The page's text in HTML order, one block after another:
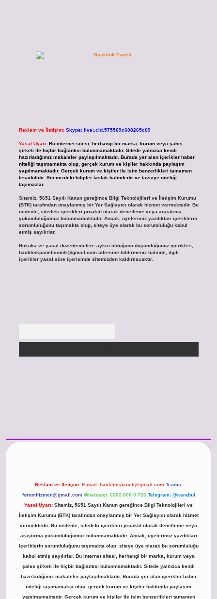
Reklam ve İletişim: Skype: live:.cid.575569c608265c69
Yasal Uyarı: Bu internet sitesi, herhangi bir marka, kurum veya şahıs
şirketi ile hiçbir bağlantısı bulunmamaktadır. Sitede yalnızca kendi
hazırladığımız makaleler paylaşılmaktadır. Burada yer alan içerikler haber
niteliği taşımamakta olup, gerçek kurum ve kişiler hakkında paylaşım
yapılmamaktadır. Gerçek kurum ve kişiler ile isim benzerlikleri tamamen
tesadüfidir. Sitemizdeki bilgiler taslak halindedir ve tavsiye niteliği
taşımazlar.
Sitemiz, 5651 Sayılı Kanun gereğince Bilgi Teknolojileri ve İletişim Kurumu
(BTK) tarafından onaylanmış bir Yer Sağlayıcı olarak hizmet vermektedir. Bu
nedenle, sitedeki içerikleri proaktif olarak denetleme veya araştırma
yükümlülüğümüz bulunmamaktadır. Ancak, üyelerimiz yazdıkları içeriklerin
sorumluluğunu taşımakta olup, siteye üye olarak bu sorumluluğu kabul
etmiş sayılırlar.
Hukuka ve yasal düzenlemelere aykırı olduğunu düşündüğünüz içerikleri,
backlinkpanelicomtr@gmail.comadresine bildirmeniz halinde, ilgili
içerikler yasal süre içerisinde sitemizden kaldırılacaktır.
Reklam ve İletişim: E-mail: backlinkpaneli@gmail.com Teams:
forumhizmeti@gmail.com Whatsapp: 0262 606 0 726 Telegram: @karabul
Yasal Uyarı: Sitemiz, 5651 Sayılı Kanun gereğince Bilgi Teknolojileri ve
İletişim Kurumu (BTK) tarafından onaylanmış bir Yer Sağlayıcı olarak hizmet
vermektedir. Bu nedenle, sitedeki içerikleri proaktif olarak denetleme veya
araştırma yükümlülüğümüz bulunmamaktadır. Ancak, üyelerimiz yazdıkları
içeriklerin sorumluluğunu taşımakta olup, siteye üye olarak bu sorumluluğu
kabul etmiş sayılırlar. Bu internet sitesi, herhangi bir marka, kurum veya
şahıs şirketi ile hiçbir bağlantısı bulunmamaktadır. Sitede yalnızca kendi
hazırladığımız makaleler paylaşılmaktadır. Burada yer alan içerikler haber
niteliği taşımamakta olup, gerçek kurum ve kişiler hakkında paylaşım
yapılmamaktadır. Gerçek kurum ve kişiler ile isim benzerlikleri tamamen